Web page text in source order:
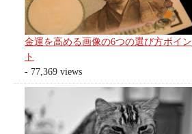
金運を高める画像の6つの選び方ポイン
ト
- 77,369 views